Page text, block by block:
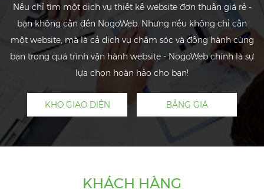
Nếu chỉ tìm một dịch vụ thiết kế website đơn thuần giá rẻ -
bạn không cần đến NogoWeb. Nhưng nếu không chỉ cần
một website, mà là cả dịch vụ chăm sóc và đồng hành cùng
bạn trong quá trình vận hành website - NogoWeb chính là sự
lựa chọn hoàn hảo cho bạn!
KHO GIAO DIỆN BẢNG GIÁ
KHÁCH HÀNG